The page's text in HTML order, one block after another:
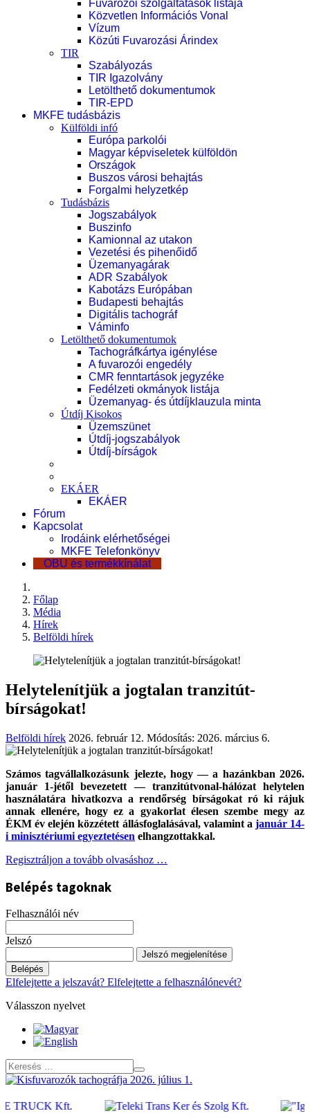
Fuvarozói szolgáltatások listája
Közvetlen Információs Vonal
Vízum
Közúti Fuvarozási Árindex
TIR
Szabályozás
TIR Igazolvány
Letölthető dokumentumok
TIR-EPD
MKFE tudásbázis
Külföldi infó
Európa parkolói
Magyar képviseletek külföldön
Országok
Buszos városi behajtás
Forgalmi helyzetkép
Tudásbázis
Jogszabályok
Buszinfo
Kamionnal az utakon
Vezetési és pihenőidő
Üzemanyagárak
ADR Szabályok
Kabotázs Európában
Budapesti behajtás
Digitális tachográf
Váminfo
Letölthető dokumentumok
Tachográfkártya igénylése
A fuvarozói engedély
CMR fenntartások jegyzéke
Fedélzeti okmányok listája
Üzemanyag- és útdíjklauzula minta
Útdíj Kisokos
Üzemszünet
Útdíj-jogszabályok
Útdíj-bírságok
EKÁER
EKÁER
Fórum
Kapcsolat
Irodáink elérhetőségei
MKFE Telefonkönyv
OBU és termékkínálat
Főlap
Média
Hírek
Belföldi hírek
Helytelenítjük a jogtalan tranzitút-
bírságokat!
Belföldi hírek 2026. február 12. Módosítás: 2026. március 6.
Számos tagvállalkozásunk jelezte, hogy — a hazánkban 2026.
január 1-jétől bevezetett — tranzitútvonal-hálózat helytelen
használatára hivatkozva a rendőrség bírságokat ró ki rájuk
annak ellenére, hogy ez a gyakorlat élesen szembe megy az
ÉKM év elején közzétett állásfoglalásával, valamint a január 14-
i minisztériumi egyeztetésen elhangzottakkal.
Regisztráljon a tovább olvasáshoz …
Belépés tagoknak
Felhasználói név
Jelszó
Jelszó megjelenítése
Belépés
Elfelejtette a jelszavát? Elfelejtette a felhasználónevét?
Válasszon nyelvet